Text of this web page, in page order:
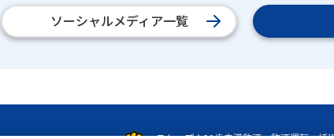
ソーシャルメディア一覧